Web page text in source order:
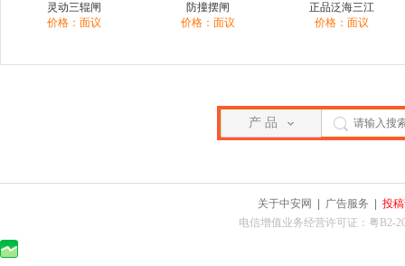
灵动三辊闸
价格：面议
防撞摆闸
价格：面议
正品泛海三江
价格：面议
产 品
关于中安网 广告服务
投
电信增值业务经营许可证：粤